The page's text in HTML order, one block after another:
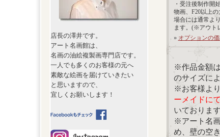
店長の澤井です。
アート名画館は、
名画の油絵複製画専門店です。
一人でも多くのお客様の元へ
素敵な絵画を届けていきたい
と思いますので、
宜しくお願いします！
・受注後制作開
物画、F20以上
場合には通常よ
ます。(※アウト
» オプションの
※作品金額
のサイズに
※お客様よ
ーメイドに
いておりま
※アート名
め、壁の空